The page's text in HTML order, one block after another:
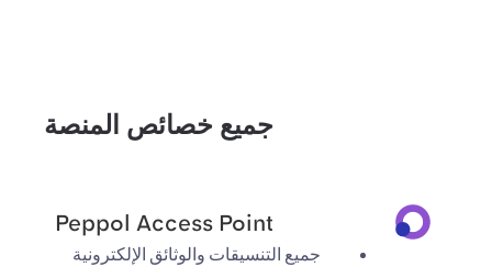
جميع خصائص المنصة
Peppol Access Point
جميع التنسيقات والوثائق الإلكترونية